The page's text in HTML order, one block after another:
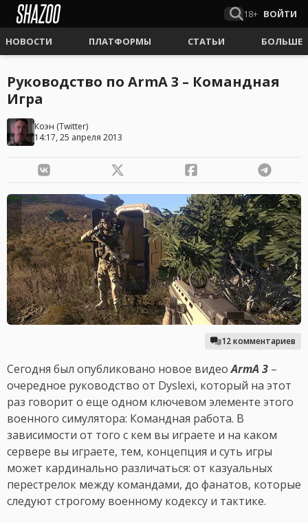
18+ ВОЙТИ
НОВОСТИ ПЛАТФОРМЫ СТАТЬИ БОЛЬШЕ
Руководство по ArmA 3 – Командная
Игра
Коэн (Twitter)
14:17, 25 апреля 2013
12 комментариев
Сегодня был опубликовано новое видеоArmA 3 –
очередное руководство от Dyslexi, который на этот
раз говорит о еще одном ключевом элементе этого
военного симулятора: Командная работа. В
зависимости от того с кем вы играете и на каком
сервере вы играете, тем, концепция и суть игры
может кардинально различаться: от казуальных
перестрелок между командами, до фанатов, которые
следуют строгому военному кодексу и тактике.